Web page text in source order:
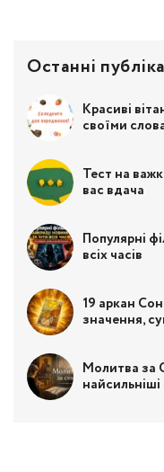
Останні
Красиві
своїми
Тест на
вас вдача
Популярні
всіх часів
19 аркан
значення,
Молитва за